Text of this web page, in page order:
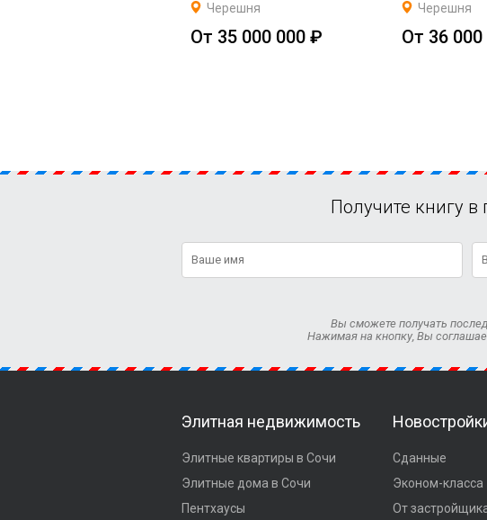
Черешня
От 35 000 000 ₽
Черешня
От 36
Получите книгу
Вы сможете получать
Нажимая на кнопку, Вы
Элитная недвижимость
Элитные квартиры в Сочи
Элитные дома в Сочи
Пентхаусы
Сданные
Эконом-класса
От